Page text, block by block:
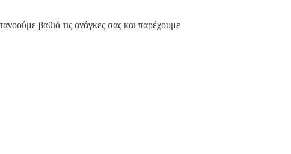
βαθιά τις ανάγκες σας και παρέχουμε